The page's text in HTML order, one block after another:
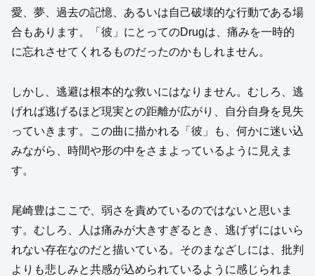
愛、夢、過去の記憶、あるいは自己破壊的な行動である場
合もあります。「彼」にとってのDrugは、痛みを一時的
に忘れさせてくれるものだったのかもしれません。
しかし、逃避は根本的な救いにはなりません。むしろ、逃
げれば逃げるほど現実との距離が広がり、自分自身を見失
っていきます。この曲に描かれる「彼」も、何かに迷い込
みながら、時間や形の中をさまよっているように見えま
す。
尾崎豊はここで、弱さを責めているのではないと思いま
す。むしろ、人は痛みが大きすぎるとき、逃げずにはいら
れない存在なのだと描いている。そのまなざしには、批判
よりも悲しみと共感が込められているように感じられま